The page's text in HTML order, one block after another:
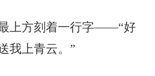
上方刻着一行字——“好
我上青云。”